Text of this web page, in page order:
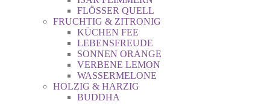
FLÖSSER QUELL
FRUCHTIG & ZITRONIG
KÜCHEN FEE
LEBENSFREUDE
SONNEN ORANGE
VERBENE LEMON
WASSERMELONE
HOLZIG & HARZIG
BUDDHA